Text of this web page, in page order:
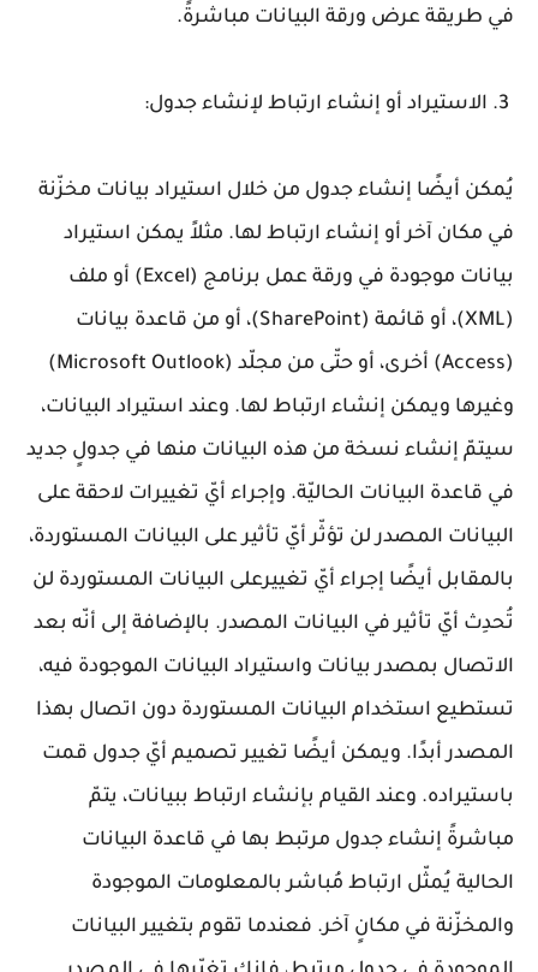
في طريقة عرض ورقة البيانات مباشرةً.
يُمكن أيضًا إنشاء جدول من خلال استيراد بيانات مخزّنة
في مكان آخر أو إنشاء ارتباط لها. مثلاً يمكن استيراد
بيانات موجودة في ورقة عمل برنامج (Excel) أو ملف
(XML)، أو قائمة (SharePoint)، أو من قاعدة بيانات
(Access) أخرى، أو حتّى من مجلّد (Microsoft Outlook)
وغيرها ويمكن إنشاء ارتباط لها. وعند استيراد البيانات،
سيتمّ إنشاء نسخة من هذه البيانات منها في جدولٍ جديد
في قاعدة البيانات الحاليّة. وإجراء أيّ تغييرات لاحقة على
البيانات المصدر لن تؤثّر أيّ تأثير على البيانات المستوردة،
بالمقابل أيضًا إجراء أيّ تغييرعلى البيانات المستوردة لن
تُحدِث أيّ تأثير في البيانات المصدر. بالإضافة إلى أنّه بعد
الاتصال بمصدر بيانات واستيراد البيانات الموجودة فيه،
تستطيع استخدام البيانات المستوردة دون اتصال بهذا
المصدر أبدًا. ويمكن أيضًا تغيير تصميم أيّ جدول قمت
باستيراده. وعند القيام بإنشاء ارتباط ببيانات، يتمّ
مباشرةً إنشاء جدول مرتبط بها في قاعدة البيانات
الحالية يُمثّل ارتباط مُباشر بالمعلومات الموجودة
والمخزّنة في مكانٍ آخر. فعندما تقوم بتغيير البيانات